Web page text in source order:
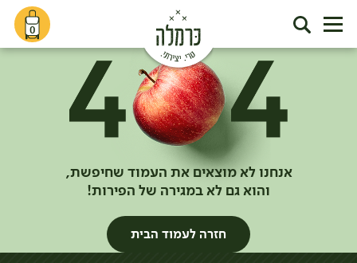
0
אנחנו לא מוצאים את העמוד שחיפשת,
והוא גם לא במגירה של הפירות!
חזרה לעמוד הבית